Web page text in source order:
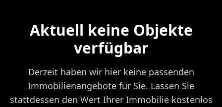
Aktuell keine Objekte
verfügbar
Derzeit haben wir hier keine passenden
Immobilienangebote für Sie. Lassen Sie
stattdessen den Wert Ihrer Immobilie kostenlos